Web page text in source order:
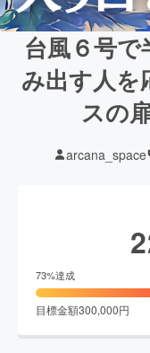
台風６号
み出す人を
スの
arcana_space
73%達成
目標金額300,000円